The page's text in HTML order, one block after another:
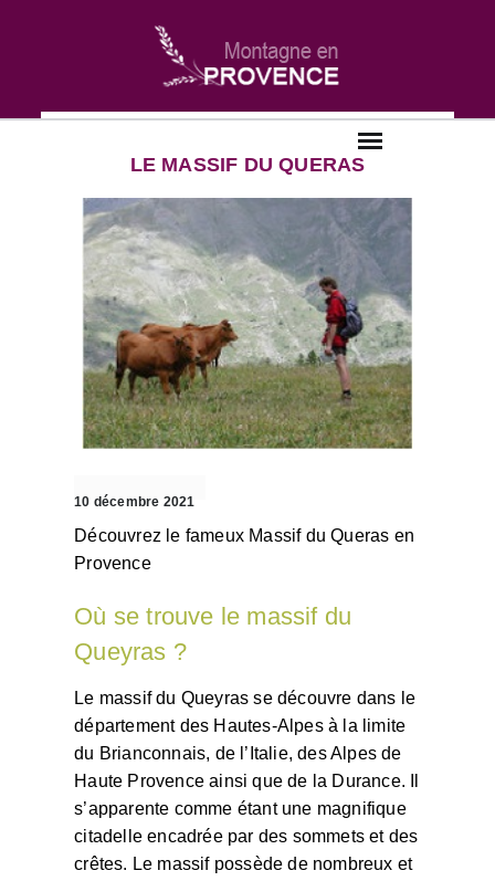
LE MASSIF DU QUERAS
10 décembre 2021
Découvrez le fameux Massif du Queras en
Provence
Où se trouve le massif du
Queyras ?
Le massif du Queyras se découvre dans le
département des Hautes-Alpes à la limite
du Brianconnais, de l’Italie, des Alpes de
Haute Provence ainsi que de la Durance. Il
s’apparente comme étant une magnifique
citadelle encadrée par des sommets et des
crêtes. Le massif possède de nombreux et